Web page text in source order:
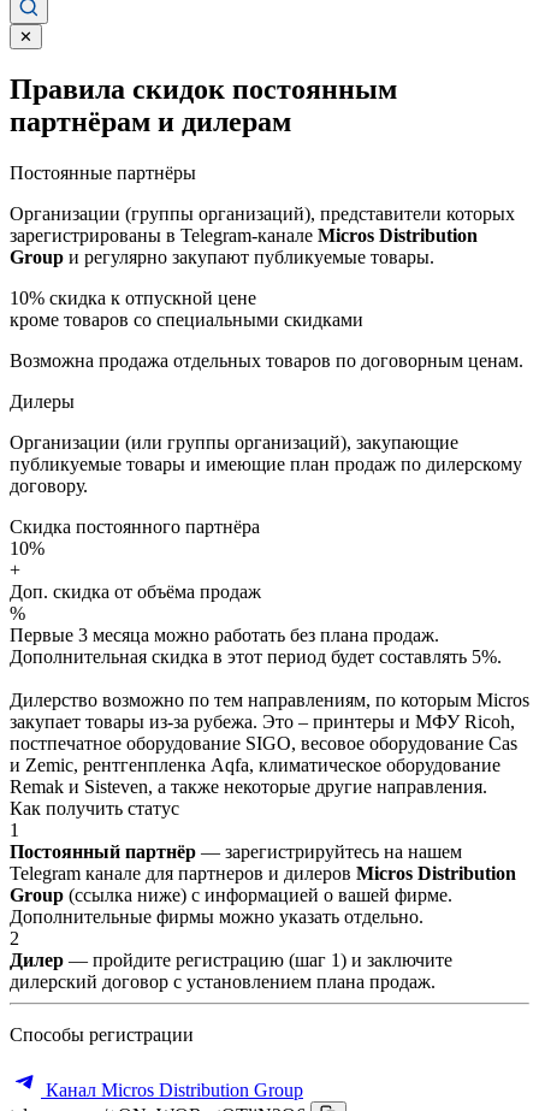
✕
Правила скидок постоянным
партнёрам и дилерам
Постоянные партнёры
Организации (группы организаций), представители которых
зарегистрированы в Telegram-канале Micros Distribution
Group и регулярно закупают публикуемые товары.
10% скидка к отпускной цене
кроме товаров со специальными скидками
Возможна продажа отдельных товаров по договорным ценам.
Дилеры
Организации (или группы организаций), закупающие
публикуемые товары и имеющие план продаж по дилерскому
договору.
Скидка постоянного партнёра
10%
+
Доп. скидка от объёма продаж
%
Первые 3 месяца можно работать без плана продаж.
Дополнительная скидка в этот период будет составлять 5%.
Дилерство возможно по тем направлениям, по которым Micros
закупает товары из-за рубежа. Это – принтеры и МФУ Ricoh,
постпечатное оборудование SIGO, весовое оборудование Cas
и Zemic, рентгенпленка Aqfa, климатическое оборудование
Remak и Sisteven, а также некоторые другие направления.
Как получить статус
1
Постоянный партнёр — зарегистрируйтесь на нашем
Telegram канале для партнеров и дилеров Micros Distribution
Group (ссылка ниже) с информацией о вашей фирме.
Дополнительные фирмы можно указать отдельно.
2
Дилер — пройдите регистрацию (шаг 1) и заключите
дилерский договор с установлением плана продаж.
Способы регистрации
Канал Micros Distribution Group